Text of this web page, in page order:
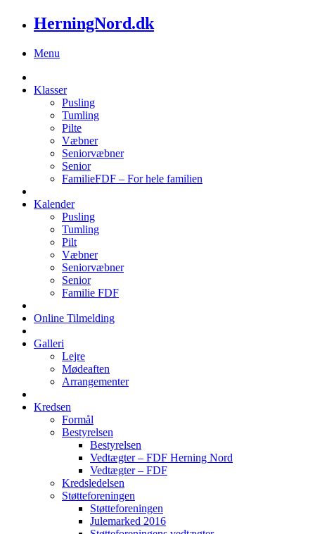
HerningNord.dk
Menu
Klasser
Pusling
Tumling
Pilte
Væbner
Seniorvæbner
Senior
FamilieFDF – For hele familien
Kalender
Pusling
Tumling
Pilt
Væbner
Seniorvæbner
Senior
Familie FDF
Online Tilmelding
Galleri
Lejre
Mødeaften
Arrangementer
Kredsen
Formål
Bestyrelsen
Bestyrelsen
Vedtægter – FDF Herning Nord
Vedtægter – FDF
Kredsledelsen
Støtteforeningen
Støtteforeningen
Julemarked 2016